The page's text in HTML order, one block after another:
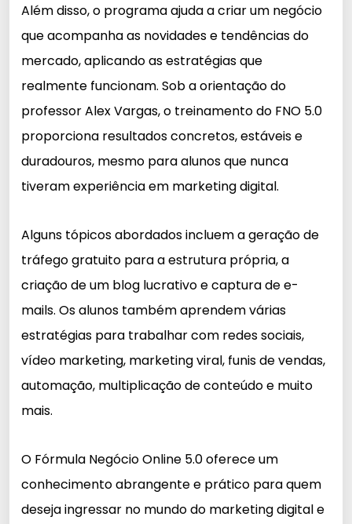
Além disso, o programa ajuda a criar um negócio
que acompanha as novidades e tendências do
mercado, aplicando as estratégias que
realmente funcionam. Sob a orientação do
professor Alex Vargas, o treinamento do FNO 5.0
proporciona resultados concretos, estáveis e
duradouros, mesmo para alunos que nunca
tiveram experiência em marketing digital.
Alguns tópicos abordados incluem a geração de
tráfego gratuito para a estrutura própria, a
criação de um blog lucrativo e captura de e-
mails. Os alunos também aprendem várias
estratégias para trabalhar com redes sociais,
vídeo marketing, marketing viral, funis de vendas,
automação, multiplicação de conteúdo e muito
mais.
O Fórmula Negócio Online 5.0 oferece um
conhecimento abrangente e prático para quem
deseja ingressar no mundo do marketing digital e